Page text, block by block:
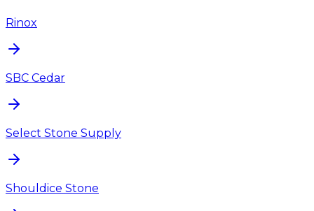
Rinox
SBC Cedar
Select Stone Supply
Shouldice Stone